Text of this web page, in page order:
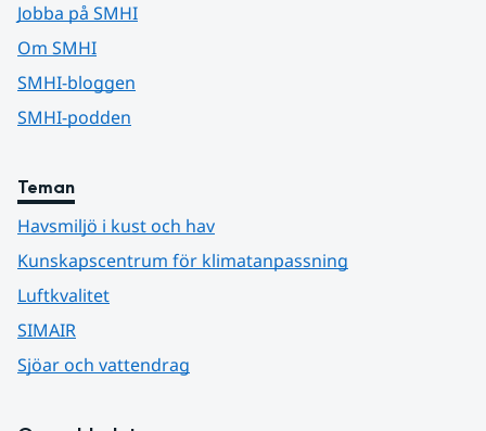
Jobba på SMHI
Om SMHI
SMHI-bloggen
SMHI-podden
Teman
Havsmiljö i kust och hav
Kunskapscentrum för klimatanpassning
Luftkvalitet
SIMAIR
Sjöar och vattendrag